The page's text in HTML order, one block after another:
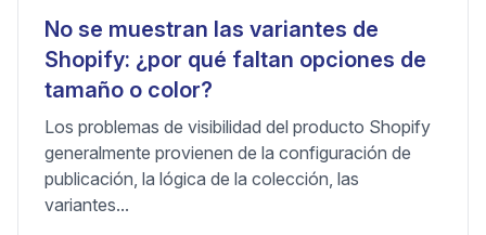
No se muestran las variantes de
Shopify: ¿por qué faltan opciones de
tamaño o color?
Los problemas de visibilidad del producto Shopify
generalmente provienen de la configuración de
publicación, la lógica de la colección, las
variantes...